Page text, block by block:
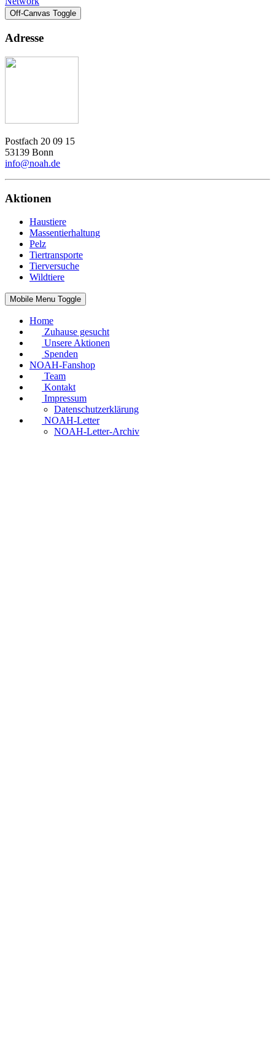
Off-Canvas Toggle
Adresse
Postfach 20 09 15
53139 Bonn
info@noah.de
Aktionen
Haustiere
Massentierhaltung
Pelz
Tiertransporte
Tierversuche
Wildtiere
Mobile Menu Toggle
Home
Zuhause gesucht
Unsere Aktionen
Spenden
NOAH-Fanshop
Team
Kontakt
Impressum
Datenschutzerklärung
NOAH-Letter
NOAH-Letter-Archiv